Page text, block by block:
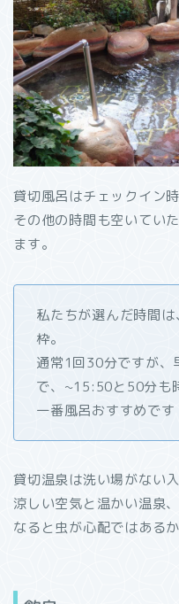
貸切風呂はチェックイン
その他の時間も空いてい
ます。
私たちが選んだ時間
枠。
通常1回30分ですが、
で、~15:50と50分も
一番風呂おすすめです
貸切温泉は洗い場がない
涼しい空気と温かい温泉
なると虫が心配ではあるか